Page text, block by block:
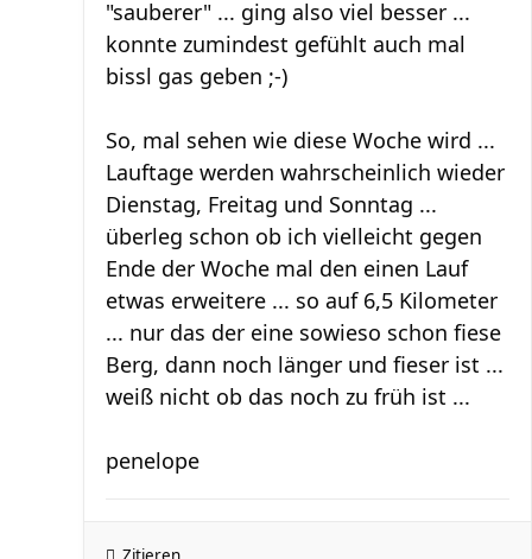
"sauberer" ... ging also viel besser ...
konnte zumindest gefühlt auch mal
bissl gas geben ;-)
So, mal sehen wie diese Woche wird ...
Lauftage werden wahrscheinlich wieder
Dienstag, Freitag und Sonntag ...
überleg schon ob ich vielleicht gegen
Ende der Woche mal den einen Lauf
etwas erweitere ... so auf 6,5 Kilometer
... nur das der eine sowieso schon fiese
Berg, dann noch länger und fieser ist ...
weiß nicht ob das noch zu früh ist ...
penelope